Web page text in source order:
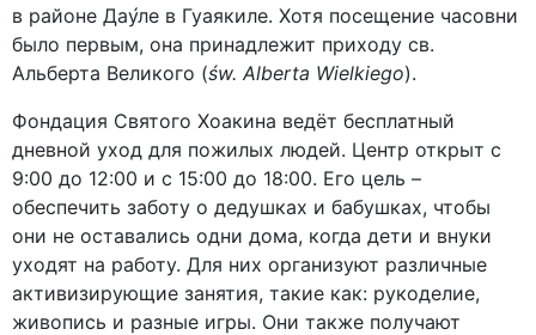
в районе Дау́ле в Гуаякиле. Хотя посещение часовни
было первым, она принадлежит приходу св.
Альберта Великого (św. Alberta Wielkiego).
Фондация Святого Хоакина ведёт бесплатный
дневной уход для пожилых людей. Центр открыт с
9:00 до 12:00 и с 15:00 до 18:00. Его цель –
обеспечить заботу о дедушках и бабушках, чтобы
они не оставались одни дома, когда дети и внуки
уходят на работу. Для них организуют различные
активизирующие занятия, такие как: рукоделие,
живопись и разные игры. Они также получают